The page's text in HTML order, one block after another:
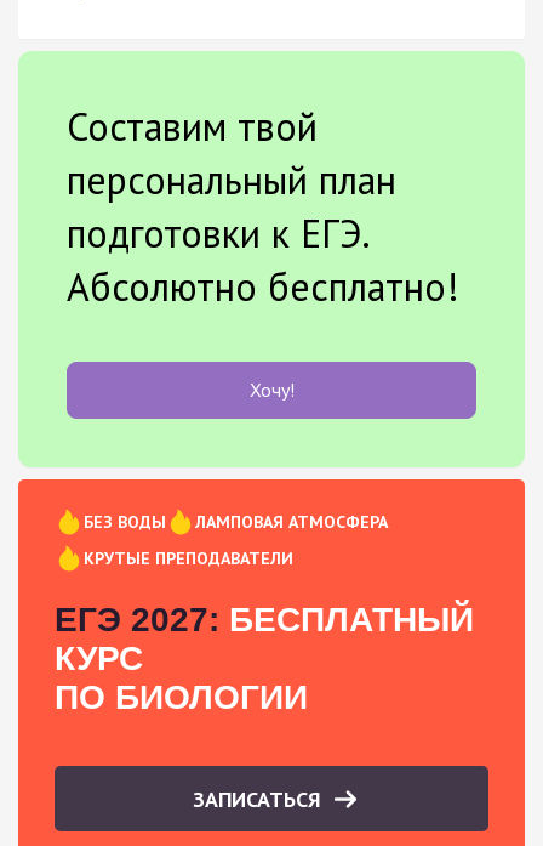
Составим твой
персональный план
подготовки к ЕГЭ.
Абсолютно бесплатно!
Хочу!
БЕЗ ВОДЫ
ЛАМПОВАЯ АТМОСФЕРА
КРУТЫЕ ПРЕПОДАВАТЕЛИ
ЕГЭ 2027: БЕСПЛАТНЫЙ
КУРС
ПО БИОЛОГИИ
ЗАПИСАТЬСЯ